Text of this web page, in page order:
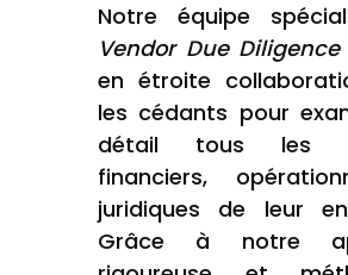
Notre équipe
Vendor Due Diligence
en étroite
les cédants pour
détail tous les
financiers,
juridiques de leur
Grâce à notre